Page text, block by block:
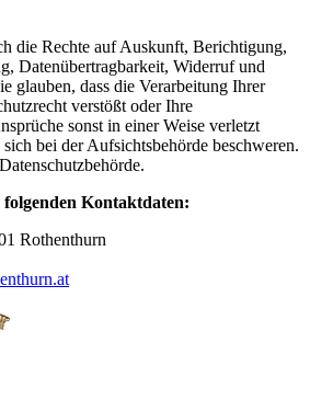
die Rechte auf Auskunft, Berichtigung,
Datenübertragbarkeit, Widerruf und
glauben, dass die Verarbeitung Ihrer
verstößt oder Ihre
sonst in einer Weise verletzt
bei der Aufsichtsbehörde beschweren.
Kontaktdaten:
Rothenthurn